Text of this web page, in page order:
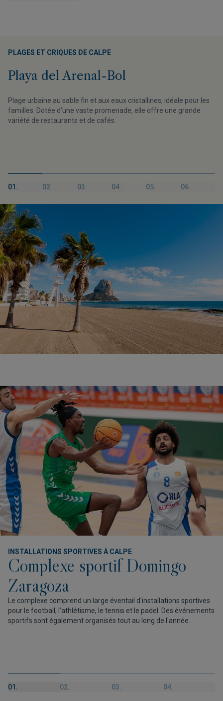
PLAGES ET CRIQUES DE CALPE
Playa del Arenal-Bol
Plage urbaine au sable fin et aux eaux cristallines, idéale pour les
familles. Dotée d'une vaste promenade, elle offre une grande
variété de restaurants et de cafés.
01. 02. 03. 04. 05. 06.
INSTALLATIONS SPORTIVES À CALPE
Complexe sportif Domingo
Zaragoza
Le complexe comprend un large éventail d'installations sportives
pour le football, l'athlétisme, le tennis et le padel. Des événements
sportifs sont également organisés tout au long de l'année.
01. 02. 03. 04.